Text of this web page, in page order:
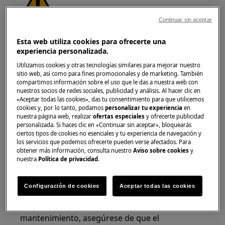
Use gafas de seguridad si realiza trabajos de
mantenimiento o reparación que involucren
muelles.
¡ADVERTENCIA!RIESGO DE QUEMADURAS
mantenimiento, asegúrese de que el
Esta web utiliza cookies para ofrecerte una
experiencia personalizada.
Utilizamos cookies y otras tecnologías similares para mejorar nuestro
sitio web, así como para fines promocionales y de marketing. También
compartimos información sobre el uso que le das a nuestra web con
nuestros socios de redes sociales, publicidad y análisis. Al hacer clic en
«Aceptar todas las cookies», das tu consentimiento para que utilicemos
cookies y, por lo tanto, podamospersonalizar tu experienciaen
nuestra página web, realizarofertas especiales y ofrecerte publicidad
personalizada. Si haces clic en «Continuar sin aceptar», bloquearás
ciertos tipos de cookies no esenciales y tu experiencia de navegación y
los servicios que podemos ofrecerte pueden verse afectados. Para
obtener más información, consulta nuestroAviso sobre cookies y
nuestra Política de privacidad.
Configuración de cookies Aceptar todas las cookies
Continuar sin aceptar